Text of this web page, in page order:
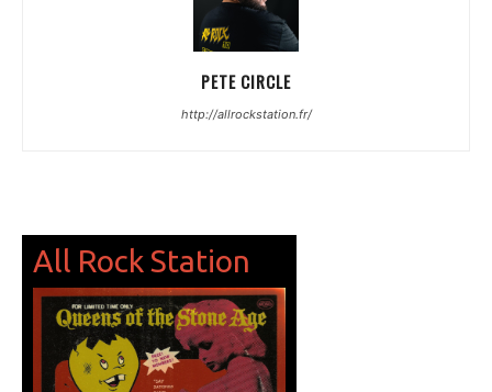
PETE CIRCLE
http://allrockstation.fr/